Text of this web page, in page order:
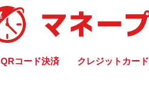
QRコード決済 クレジットカード